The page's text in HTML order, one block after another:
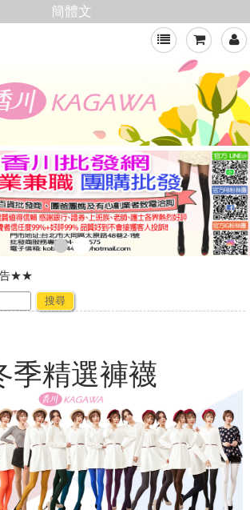
簡體文
告★★
批發價格
鬆
搜尋
季精選褲襪